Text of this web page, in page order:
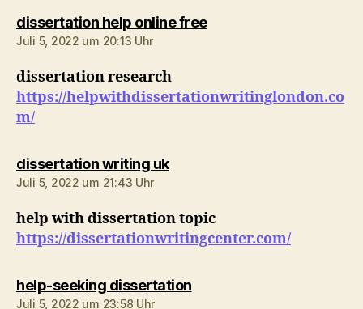
dissertation help online freesagt:
Juli 5, 2022 um 20:13 Uhr
dissertation research
https://helpwithdissertationwritinglondon.co
m/
dissertation writing uksagt:
Juli 5, 2022 um 21:43 Uhr
help with dissertation topic
https://dissertationwritingcenter.com/
help-seeking dissertationsagt:
Juli 5, 2022 um 23:58 Uhr